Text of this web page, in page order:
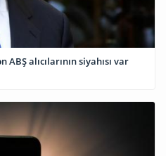
alıcılarının siyahısı var